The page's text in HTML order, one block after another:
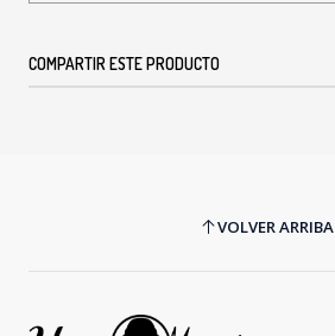
COMPARTIR ESTE PRODUCTO
VOLVER ARRIBA